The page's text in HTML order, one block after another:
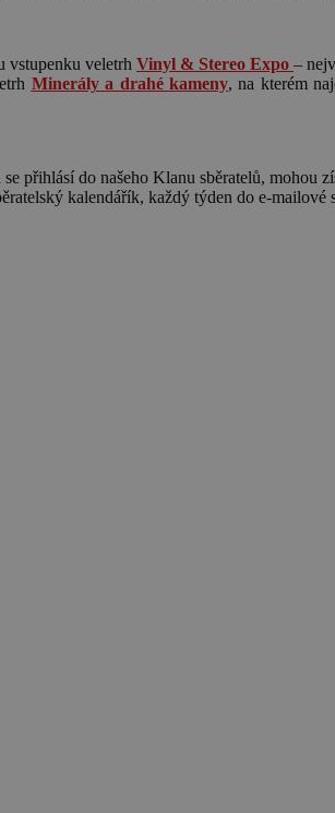
vstupenku veletrh Vinyl & Stereo Expo –
Minerály a drahé kameny, na kterém
přihlásí do našeho Klanu sběratelů, mohou
kalendářík, každý týden do e-